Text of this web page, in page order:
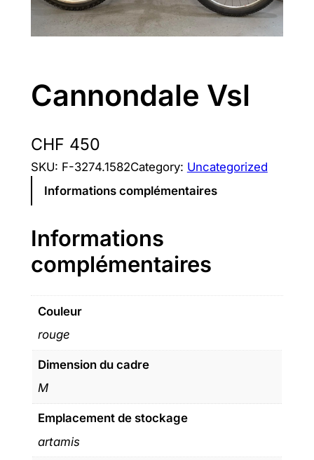
Cannondale Vsl
CHF 450
SKU: F-3274.1582Category: Uncategorized
Informations complémentaires
Informations
complémentaires
Couleur
rouge
Dimension du cadre
M
Emplacement de stockage
artamis